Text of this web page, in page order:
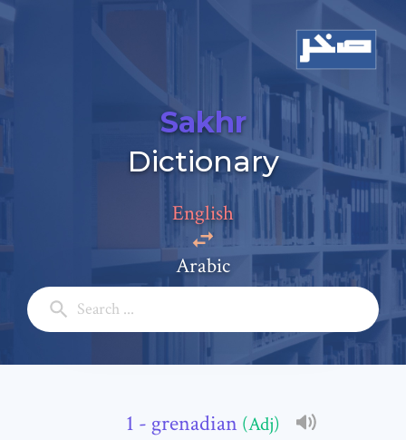
Sakhr
Dictionary
English
Arabic
- grenadian (Adj)
Add a comment
Full Name: *
Comment: *